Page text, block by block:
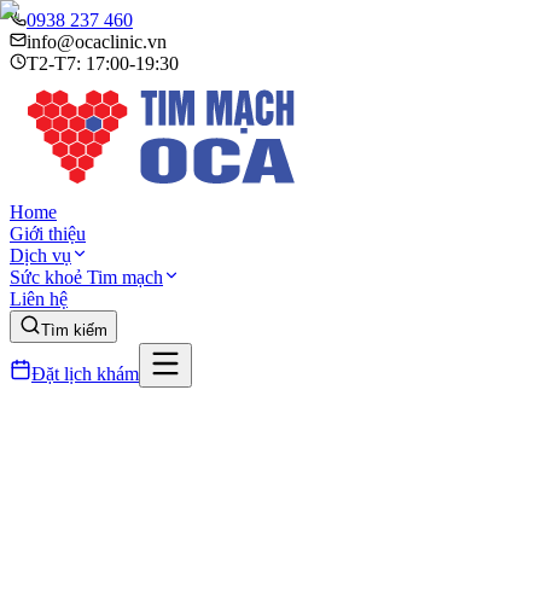
0938 237 460
info@ocaclinic.vn
T2-T7: 17:00-19:30
Home
Giới thiệu
Dịch vụ
Sức khoẻ Tim mạch
Liên hệ
Tìm kiếm
Đặt lịch khám